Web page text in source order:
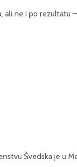
ali ne i po rezultatu
Švedska je u